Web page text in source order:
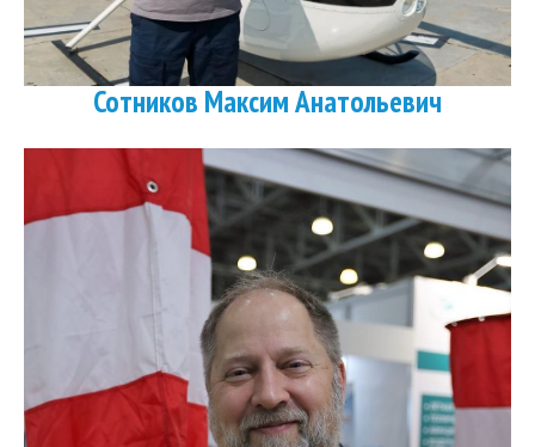
Сотников Максим Анатольевич